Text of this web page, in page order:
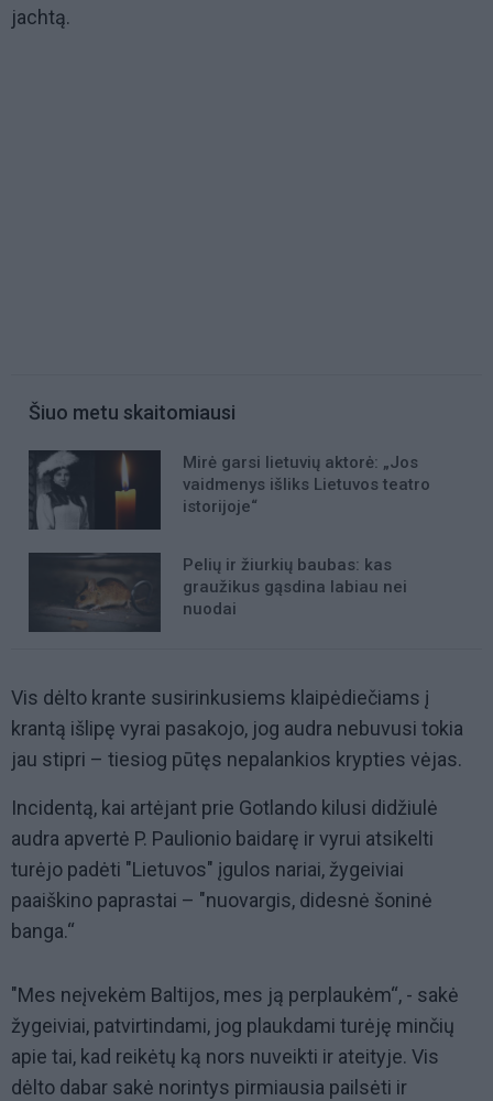
jachtą.
Šiuo metu skaitomiausi
Mirė garsi lietuvių aktorė: „Jos
vaidmenys išliks Lietuvos teatro
istorijoje“
Pelių ir žiurkių baubas: kas
graužikus gąsdina labiau nei
nuodai
Vis dėlto krante susirinkusiems klaipėdiečiams į
krantą išlipę vyrai pasakojo, jog audra nebuvusi tokia
jau stipri – tiesiog pūtęs nepalankios krypties vėjas.
Incidentą, kai artėjant prie Gotlando kilusi didžiulė
audra apvertė P. Paulionio baidarę ir vyrui atsikelti
turėjo padėti "Lietuvos" įgulos nariai, žygeiviai
paaiškino paprastai – "nuovargis, didesnė šoninė
banga.“
"Mes neįvekėm Baltijos, mes ją perplaukėm“, - sakė
žygeiviai, patvirtindami, jog plaukdami turėję minčių
apie tai, kad reikėtų ką nors nuveikti ir ateityje. Vis
dėlto dabar sakė norintys pirmiausia pailsėti ir